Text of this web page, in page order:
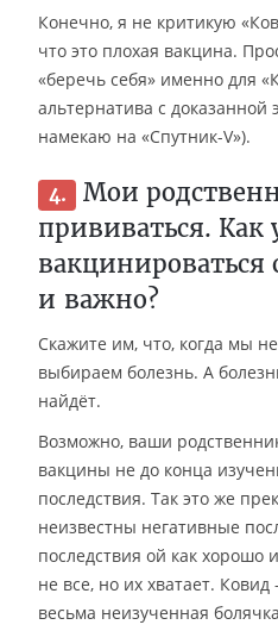
Конечно, я не критикую
что это плохая вакцина.
«беречь себя» именно для
альтернатива с доказанной
намекаю на «Спутник-V»).
4.
Мои
прививаться. Как
вакцинироваться
и важно?
Скажите им, что, когда мы
выбираем болезнь. А
найдёт.
Возможно, ваши
вакцины не до конца
последствия. Так это же
неизвестны негативные
последствия ой как хорошо
не все, но их хватает.
весьма неизученная